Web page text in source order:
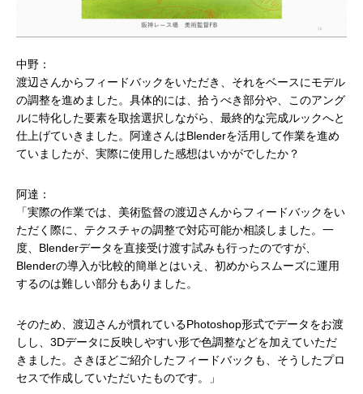
中野：
渡辺さんからフィードバックをいただき、それをベースにモデル
の調整を進めました。具体的には、拾うべき部分や、このアング
ルに特化した要素を取捨選択しながら、最終的な完成ルックへと
仕上げていきました。阿達さんはBlenderを活用して作業を進め
ていましたが、実際に使用した感想はいかがでしたか？
阿達：
「実際の作業では、美術監督の渡辺さんからフィードバックをい
ただく際に、テクスチャの調整で対応可能か相談しました。一
度、Blenderデータを直接受け渡す試みも行ったのですが、
Blenderの導入が比較的簡単とはいえ、初めからスムーズに運用
するのは難しい部分もありました。
そのため、渡辺さんが慣れているPhotoshop形式でデータをお渡
しし、3Dデータに反映しやすい形で色調整などを加えていただ
きました。さきほどご紹介したフィードバックも、そうしたプロ
セスで作成していただいたものです。」